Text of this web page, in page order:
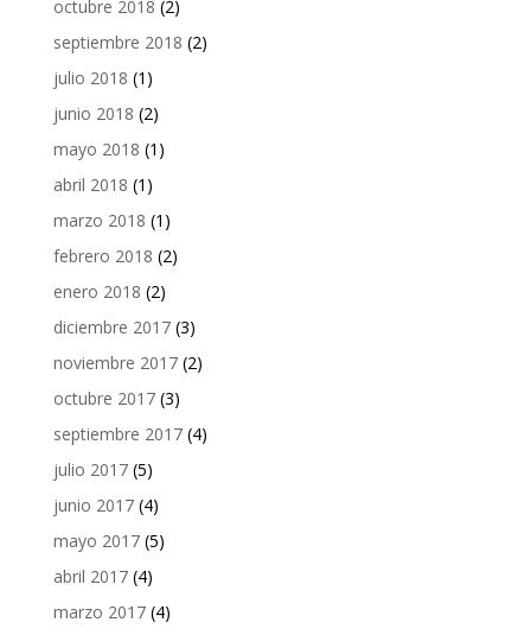
octubre 2018 (2)
septiembre 2018 (2)
julio 2018 (1)
junio 2018 (2)
mayo 2018 (1)
abril 2018 (1)
marzo 2018 (1)
febrero 2018 (2)
enero 2018 (2)
diciembre 2017(3)
noviembre 2017(2)
octubre 2017(3)
septiembre 2017(4)
julio 2017(5)
junio 2017(4)
mayo 2017(5)
abril 2017(4)
marzo 2017(4)